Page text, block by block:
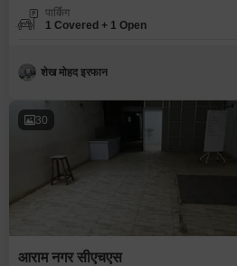
पार्किंग
1 Covered + 1 Open
शेख मोहद इरफान
30
आराम नगर सीएचएस